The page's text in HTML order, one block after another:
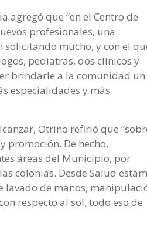
agregó que “en el Centro de
profesionales, una
solicitando mucho, y con el
pediatras, dos clínicos y
brindarle a la comunidad un
especialidades y más
Otrino refirió que
promoción. De hecho,
áreas del Municipio, por
colonias. Desde Salud
de manos,
respecto al sol, todo eso de